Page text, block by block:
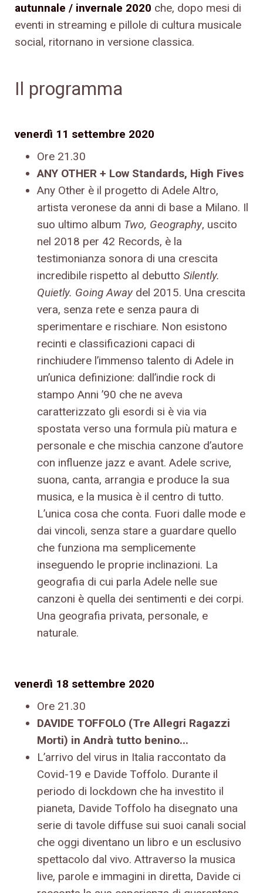
autunnale / invernale 2020 che, dopo mesi di
eventi in streaming e pillole di cultura musicale
social, ritornano in versione classica.
Il programma
venerdì 11 settembre 2020
Ore 21.30
ANY OTHER + Low Standards, High Fives
Any Other è il progetto di Adele Altro,
artista veronese da anni di base a Milano. Il
suo ultimo album Two, Geography, uscito
nel 2018 per 42 Records, è la
testimonianza sonora di una crescita
incredibile rispetto al debutto Silently.
Quietly. Going Away del 2015. Una crescita
vera, senza rete e senza paura di
sperimentare e rischiare. Non esistono
recinti e classificazioni capaci di
rinchiudere l’immenso talento di Adele in
un’unica definizione: dall’indie rock di
stampo Anni ’90 che ne aveva
caratterizzato gli esordi si è via via
spostata verso una formula più matura e
personale e che mischia canzone d’autore
con influenze jazz e avant. Adele scrive,
suona, canta, arrangia e produce la sua
musica, e la musica è il centro di tutto.
L’unica cosa che conta. Fuori dalle mode e
dai vincoli, senza stare a guardare quello
che funziona ma semplicemente
inseguendo le proprie inclinazioni. La
geografia di cui parla Adele nelle sue
canzoni è quella dei sentimenti e dei corpi.
Una geografia privata, personale, e
naturale.
venerdì 18 settembre 2020
Ore 21.30
DAVIDE TOFFOLO (Tre Allegri Ragazzi
Morti) in Andrà tutto benino...
L’arrivo del virus in Italia raccontato da
Covid-19 e Davide Toffolo. Durante il
periodo di lockdown che ha investito il
pianeta, Davide Toffolo ha disegnato una
serie di tavole diffuse sui suoi canali social
che oggi diventano un libro e un esclusivo
spettacolo dal vivo. Attraverso la musica
live, parole e immagini in diretta, Davide ci